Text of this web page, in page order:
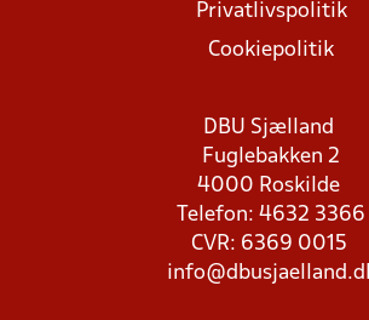
Privatlivspolitik
Cookiepolitik
DBU Sjælland
Fuglebakken 2
4000 Roskilde
Telefon: 4632 3366
CVR: 6369 0015